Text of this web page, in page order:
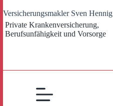
Versicherungsmakler Sven Hennig
Private Krankenversicherung,
Berufsunfähigkeit und Vorsorge